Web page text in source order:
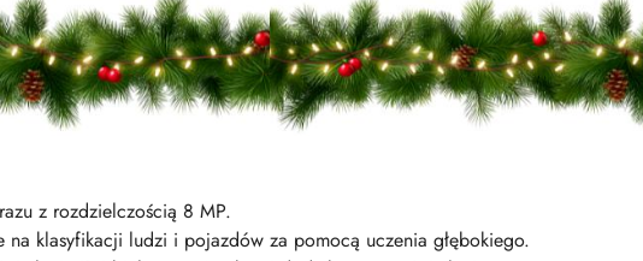
z rozdzielczością 8 MP.
na klasyfikacji ludzi i pojazdów za pomocą uczenia głębokiego.